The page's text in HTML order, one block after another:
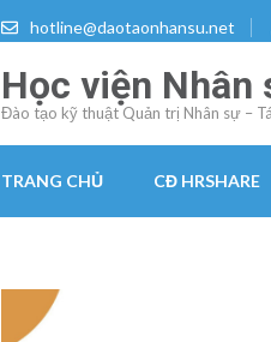
hotline@daotaonhansu.net
Học viện Nhân
Đào tạo kỹ thuật Quản trị Nhân sự –
TRANG CHỦ CĐ HRSHARE